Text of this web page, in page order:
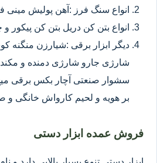
انواع سنگ فرز :آهن پولیش مینی
انواع بتن کن دریل بتن کن
دیگر ابزار برقی :شیارزن
شارژی جارو شارژی دمنده و
سشوار صنعتی آچار بکس برقی
بر هویه و لحیم کارواش خانگی و
فروش عمده ابزار دستی